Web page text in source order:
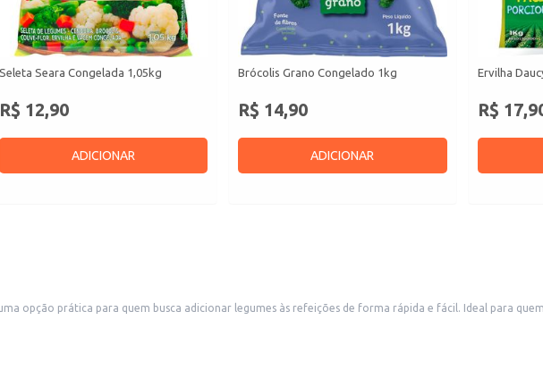
Seleta Seara Congelada 1,05kg
R$ 12,90
ADICIONAR
Brócolis Grano Congelado 1kg
R$ 14,90
ADICIONAR
Ervilha
R$
opção prática para quem busca adicionar legumes às refeições de forma rápida e fácil. Ideal para